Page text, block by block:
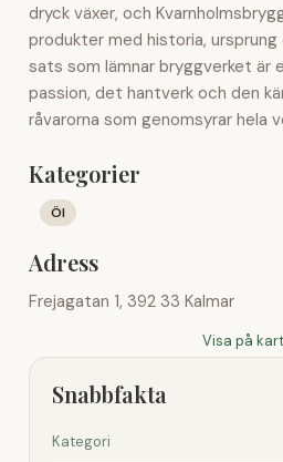
dryck växer, och
produkter med historia,
sats som lämnar bryggverket
passion, det hantverk och den
råvarorna som genomsyrar hela
Kategorier
Öl
Adress
Frejagatan 1, 392 33 Kalmar
Visa på
Snabbfakta
Kategori